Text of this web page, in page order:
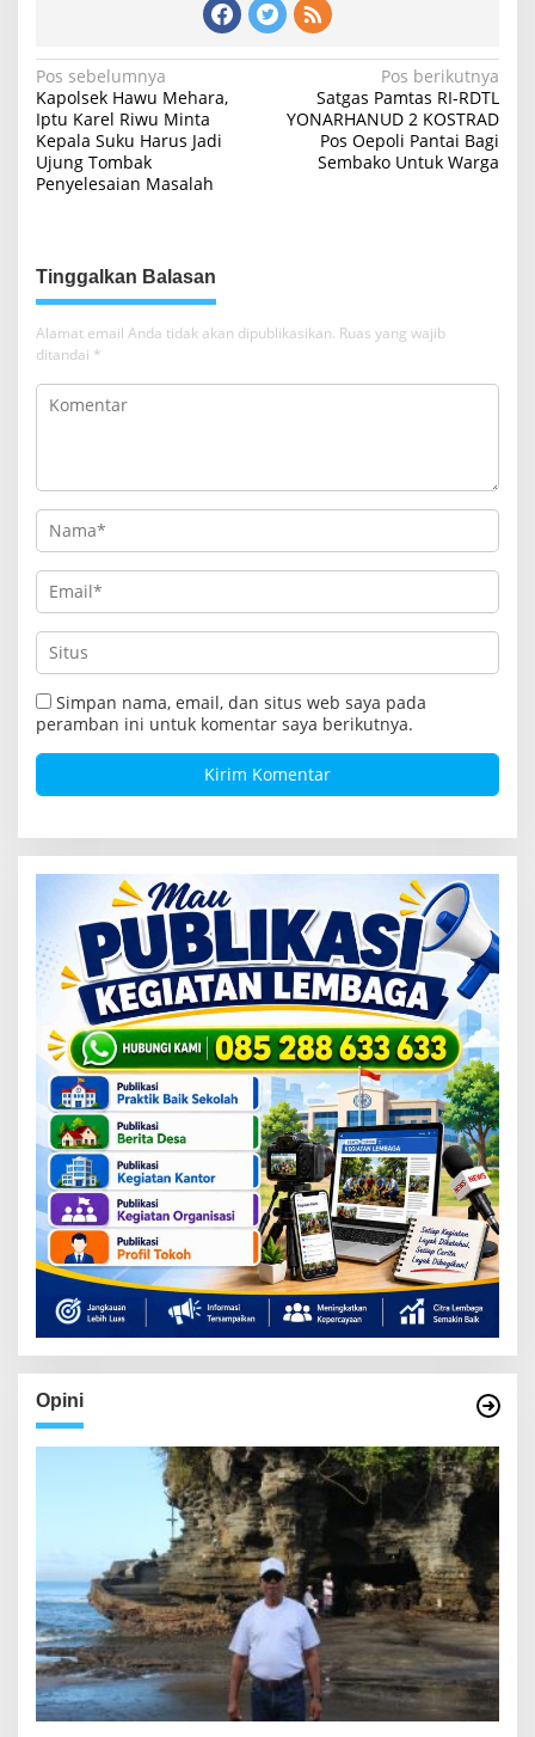
N
a
v
i
s
i
p
o
s
Pos sebelumnya
Kapolsek Hawu Mehara,
Iptu Karel Riwu Minta
Kepala Suku Harus Jadi
Ujung Tombak
Penyelesaian Masalah
Pos berikutnya
Satgas Pamtas RI-RDTL
YONARHANUD 2 KOSTRAD
Pos Oepoli Pantai Bagi
Sembako Untuk Warga
Tinggalkan Balasan
Alamat email Anda tidak akan dipublikasikan. Ruas yang wajib
ditandai *
Simpan nama, email, dan situs web saya pada
peramban ini untuk komentar saya berikutnya.
Opini